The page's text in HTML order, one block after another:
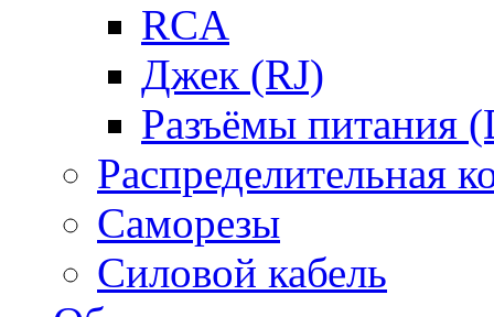
RCA
Джек (RJ)
Разъёмы питания
Распределительная
Саморезы
Силовой кабель